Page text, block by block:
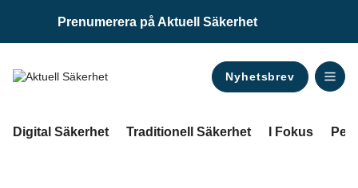
Prenumerera på Aktuell Säkerhet
Nyhetsbrev
Digital Säkerhet Traditionell Säkerhet I Fokus